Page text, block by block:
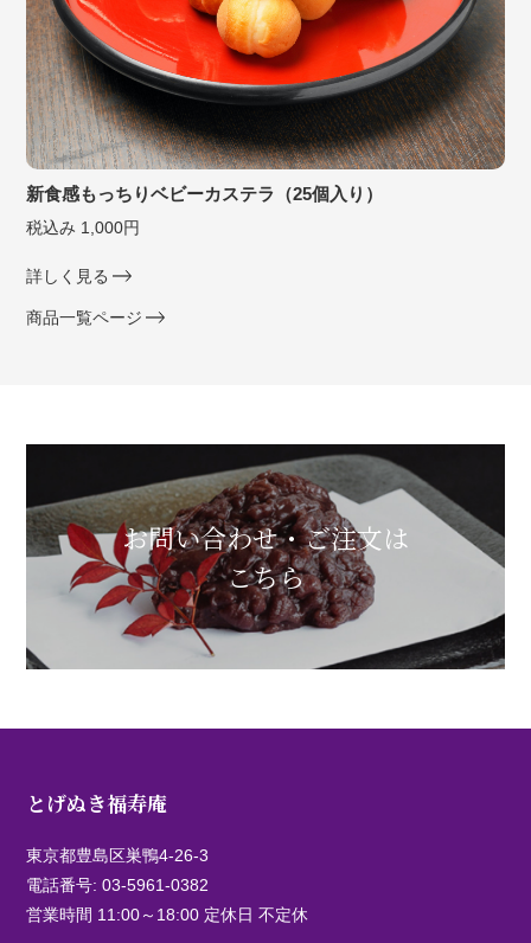
新食感もっちりベビーカステラ（25個入り）
税込み 1,000円
詳しく見る
商品一覧ページ
お問い合わせ・ご注文は
こちら
とげぬき福寿庵
東京都豊島区巣鴨4-26-3
電話番号:03-5961-0382
営業時間 11:00～18:00 定休日 不定休